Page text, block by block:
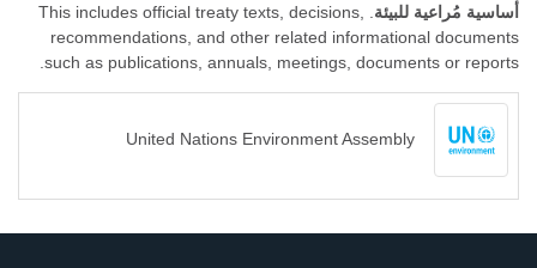
أساسية مُراعية للبيئة
. This includes official treaty texts, decisions,
recommendations, and other related informational documents
such as publications, annuals, meetings, documents or reports.
United Nations Environment Assembly